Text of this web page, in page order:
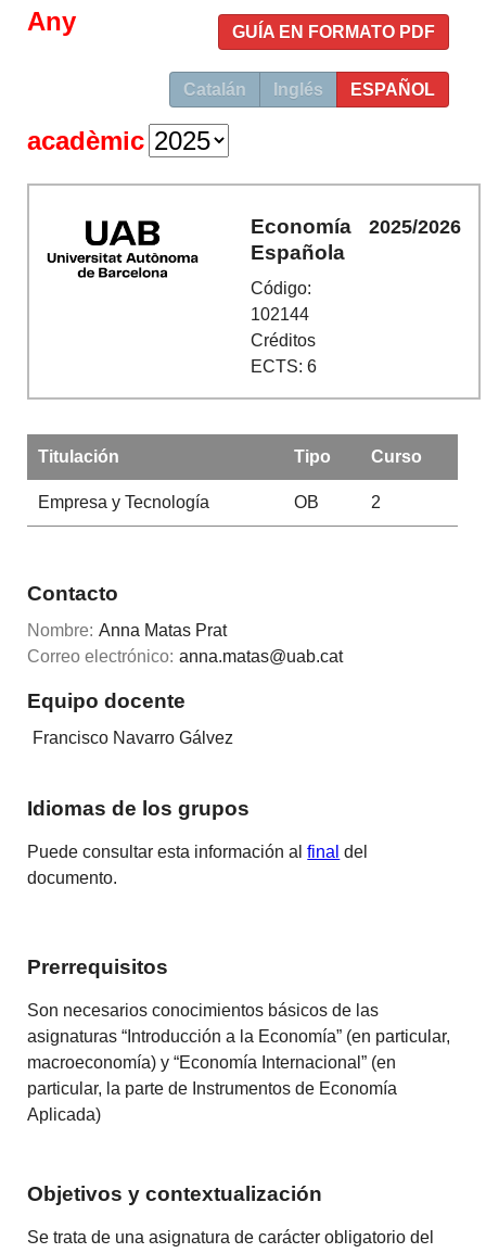
GUÍA EN FORMATO PDF
Catalán Inglés ESPAÑOL
Any
acadèmic
Economía
Española
Código:
102144
Créditos
ECTS: 6
2025/2026
Titulación Tipo Curso
Empresa y Tecnología OB 2
Contacto
Nombre: Anna Matas Prat
Correo electrónico: anna.matas@uab.cat
Equipo docente
Francisco Navarro Gálvez
Idiomas de los grupos
Puede consultar esta información alfinal del
documento.
Prerrequisitos
Son necesarios conocimientos básicos de las
asignaturas “Introducción a la Economía” (en particular,
macroeconomía) y “Economía Internacional” (en
particular, la parte de Instrumentos de Economía
Aplicada)
Objetivos y contextualización
Se trata de una asignatura de carácter obligatorio del